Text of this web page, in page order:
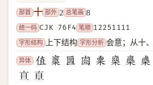
部首 十 部外 2 总笔画 8
统一码 CJK 76F4 笔顺 12251111
字形结构
上下结构 字形分析 会意；从十
异体